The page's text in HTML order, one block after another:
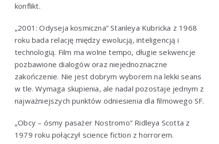
konflikt.
„2001: Odyseja kosmiczna” Stanleya Kubricka z 1968
roku bada relację między ewolucją, inteligencją i
technologią. Film ma wolne tempo, długie sekwencje
pozbawione dialogów oraz niejednoznaczne
zakończenie. Nie jest dobrym wyborem na lekki seans
w tle. Wymaga skupienia, ale nadal pozostaje jednym z
najważniejszych punktów odniesienia dla filmowego SF.
„Obcy – ósmy pasażer Nostromo” Ridleya Scotta z
1979 roku połączył science fiction z horrorem.